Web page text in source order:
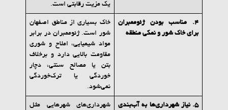
یک مزیت رقابتی است.
4.
مناسب بودن ژئوممبران
برای خاک شور و نمکی منطقه
خاک بسیاری از مناطق اصفهان
شور است. ژئوممبران در برابر
مواد شیمیایی، املاح و شوری
مقاومت بالایی دارد و برخلاف
بتن یا مصالح سنتی، دچار
خوردگی یا ترک‌خوردگی
نمی‌شود.
5. نیاز شهرداری‌ها به آب‌بندی شهرداری‌های شهرهایی مثل